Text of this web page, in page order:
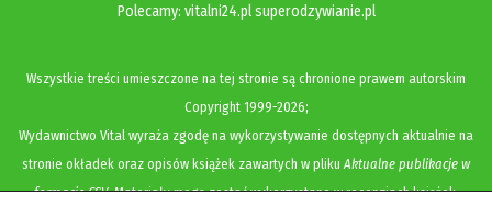
Polecamy: vitalni24.pl superodzywianie.pl
Wszystkie treści umieszczone na tej stronie są chronione prawem autorskim
Copyright1999-2026;
Wydawnictwo Vital wyraża zgodę na wykorzystywanie dostępnych aktualnie na
stronie okładek oraz opisów książek zawartych w pliku Aktualne publikacje w
formacie CSV. Materiały mogą zostać wykorzystane w recenzjach książek,